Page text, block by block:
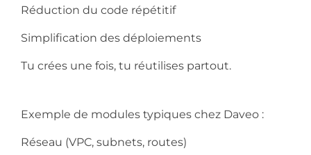
Réduction du code répétitif
Simplification des déploiements
Tu crées une fois, tu réutilises partout.
Exemple de modules typiques chez Daveo :
Réseau (VPC, subnets, routes)